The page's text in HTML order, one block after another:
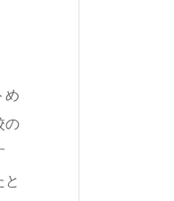
め
の
と